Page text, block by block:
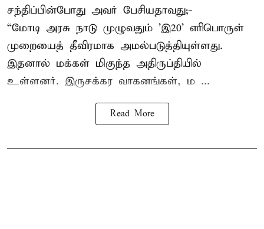
சந்திப்பின்போது அவர் பேசியதாவது;-
“மோடி அரசு நாடு முழுவதும் 'இ20’ எரிபொருள்
முறையைத் தீவிரமாக அமல்படுத்தியுள்ளது.
இதனால் மக்கள் மிகுந்த அதிருப்தியில்
உள்ளனர். இருசக்கர வாகனங்கள், ம ...
Read More